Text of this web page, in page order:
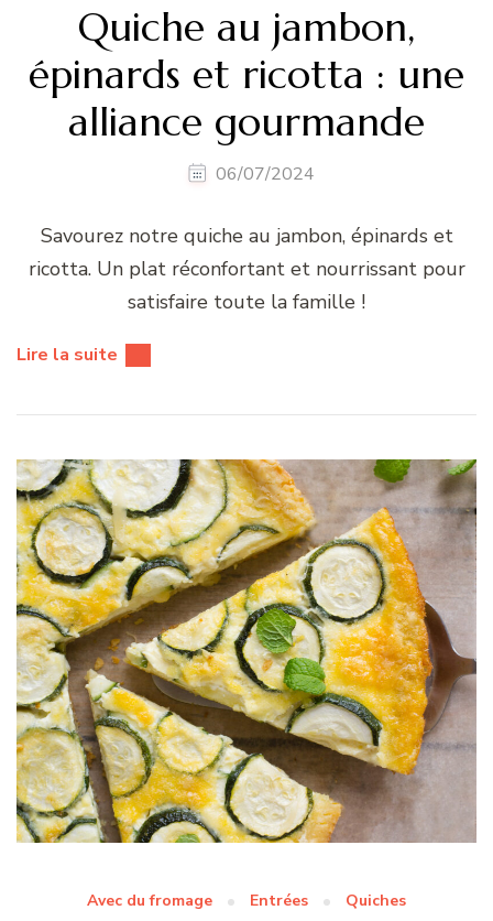
Quiche au jambon,
épinards et ricotta : une
alliance gourmande
06/07/2024
Savourez notre quiche au jambon, épinards et
ricotta. Un plat réconfortant et nourrissant pour
satisfaire toute la famille !
Lire la suite
Avec du fromage Entrées Quiches